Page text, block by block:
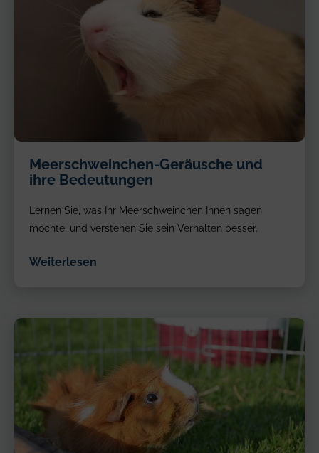
brown
guinea
Meerschweinchen-Geräusche und
ihre Bedeutungen
Lernen Sie, was Ihr Meerschweinchen Ihnen sagen
möchte, und verstehen Sie sein Verhalten besser.
Weiterlesen